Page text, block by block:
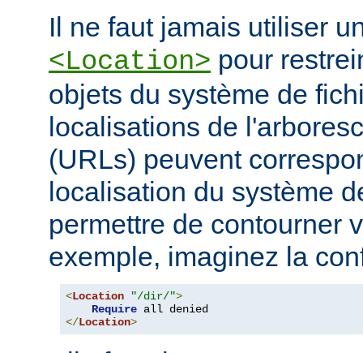
Il ne faut jamais utiliser
<Location> pour
objets du système de
localisations de
(URLs) peuvent
localisation du système
permettre de contourner
exemple, imaginez la
<Location "/dir/">
Require
</Location>